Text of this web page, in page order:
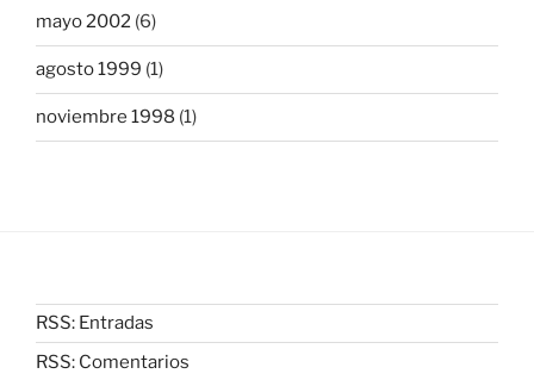
mayo 2002 (6)
agosto 1999 (1)
noviembre 1998 (1)
RSS: Entradas
RSS: Comentarios